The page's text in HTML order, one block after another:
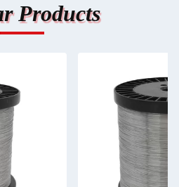
Products